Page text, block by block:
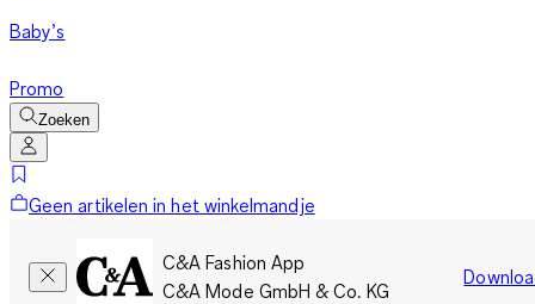
Baby’s
Promo
Zoeken
Geen artikelen in het winkelmandje
C&A Fashion App
C&A Mode GmbH & Co. KG